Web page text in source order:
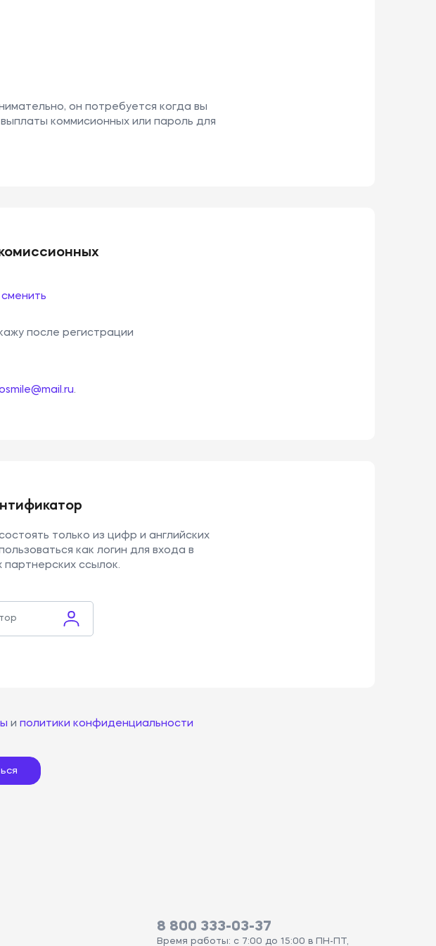
он потребуется когда вы
коммисионных или пароль для
сменить
после регистрации
.
только из цифр и английских
как логин для входа в
ссылок.
и политики конфиденциальности
8 800 333-03-37
Время работы: с 7:00 до 15:00 в ПН-ПТ,